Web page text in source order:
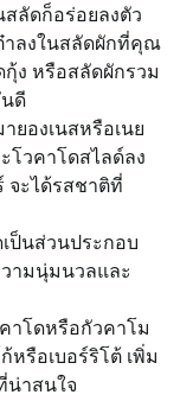
ลัดก็อร่อยลงตัว
าลงในสลัดผักที่คุณ
ง หรือสลัดผักรวม
ดี
ยองเนสหรือเนย
โวคาโดสไลด์ลง
จะได้รสชาติที่
ป็นส่วนประกอบ
ามนุ่มนวลและ
าโดหรือกัวคาโม
หรือเบอร์ริโต้ เพิ่ม
น่าสนใจ